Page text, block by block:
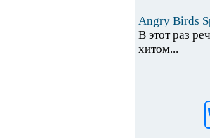
Angry Birds
В этот раз
хитом...